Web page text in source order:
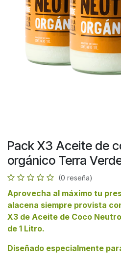
Pack X3 Aceite de
orgánico Terra
(0 reseña)
Aprovecha al máximo tu
alacena siempre provista
X3 de Aceite de Coco
de 1 Litro.
Diseñado especialmente